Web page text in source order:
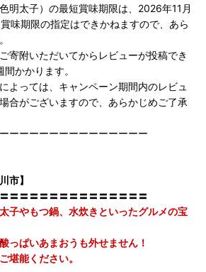
明太子）の最短賞味期限は、2026年11月
味期限の指定はできかねますので、あら
寄附いただいてからレビューが投稿でき
かかります。
よっては、キャンペーン期間内のレビュ
合がございますので、あらかじめご了承
ーーーーーーーーーーーーーー
市】
〓〓〓〓〓〓〓〓〓〓〓〓〓〓
子やもつ鍋、水炊きといったグルメの宝
っぱいあまおうも外せません！
堪能ください。